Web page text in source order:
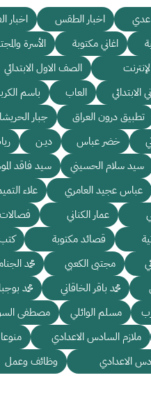
اخبار الطقس
اخبار
اغاني مكتوبة
الأسرة
الصف الاول الابتدائي
الابتدائي
العاب
باسم
تطبيق درون العراق
جبار
خضر عباس ديـن
سيد سلام الحسيني
سيد فاقد
عباس عجيد العامري
علاء
عمار الكناني
فصالات
قصائد مكتوبة
مجتبى الكعبي
محمد
محمد باقر الخاقاني
محمد
مسلم الوائلي
مصطفى
ملازم السادس الاعدادي
الاعدادي
وظائف وعمل